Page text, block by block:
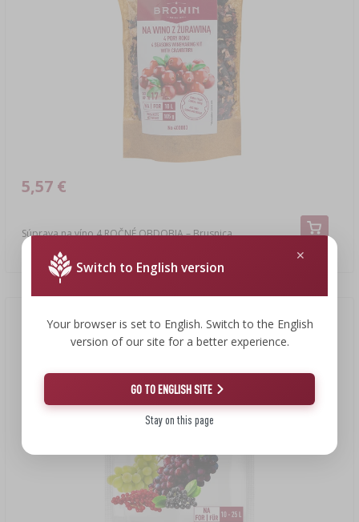
Súprava na víno 4 ROČNÉ OBDOBIA – Brusnica
5,57 €
53,05 EUR/kg
Switch to English version
Your browser is set to English. Switch to the English
version of our site for a better experience.
GO TO ENGLISH SITE
Stay on this page